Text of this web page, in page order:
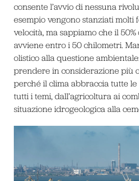
consente l’avvio di nessuna
esempio vengono stanziati molti
velocità, ma sappiamo che il
avviene entro i 50 chilometri.
olistico alla questione
prendere in considerazione più
perché il clima abbraccia tutte
tutti i temi, dall’agricoltura ai
situazione idrogeologica alla